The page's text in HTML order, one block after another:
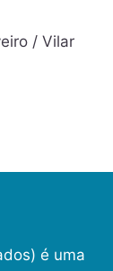
/ Vilar
é uma